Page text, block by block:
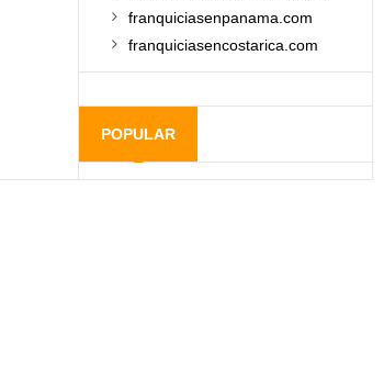
franquiciasenpanama.com
franquiciasencostarica.com
POPULAR